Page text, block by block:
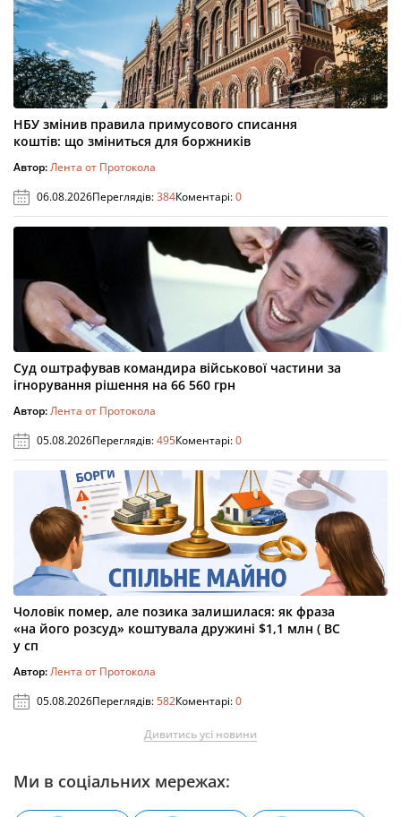
НБУ змінив правила примусового списання
коштів: що зміниться для боржників
Автор:Лента от Протокола
06.08.2026Переглядів:384Коментарі:0
Суд оштрафував командира військової частини за
ігнорування рішення на 66 560 грн
Автор:Лента от Протокола
05.08.2026Переглядів:495Коментарі:0
Чоловік помер, але позика залишилася: як фраза
«на його розсуд» коштувала дружині $1,1 млн ( ВС
у сп
Автор:Лента от Протокола
05.08.2026Переглядів:582Коментарі:0
Дивитись усі новини
Ми в соціальних мережах: